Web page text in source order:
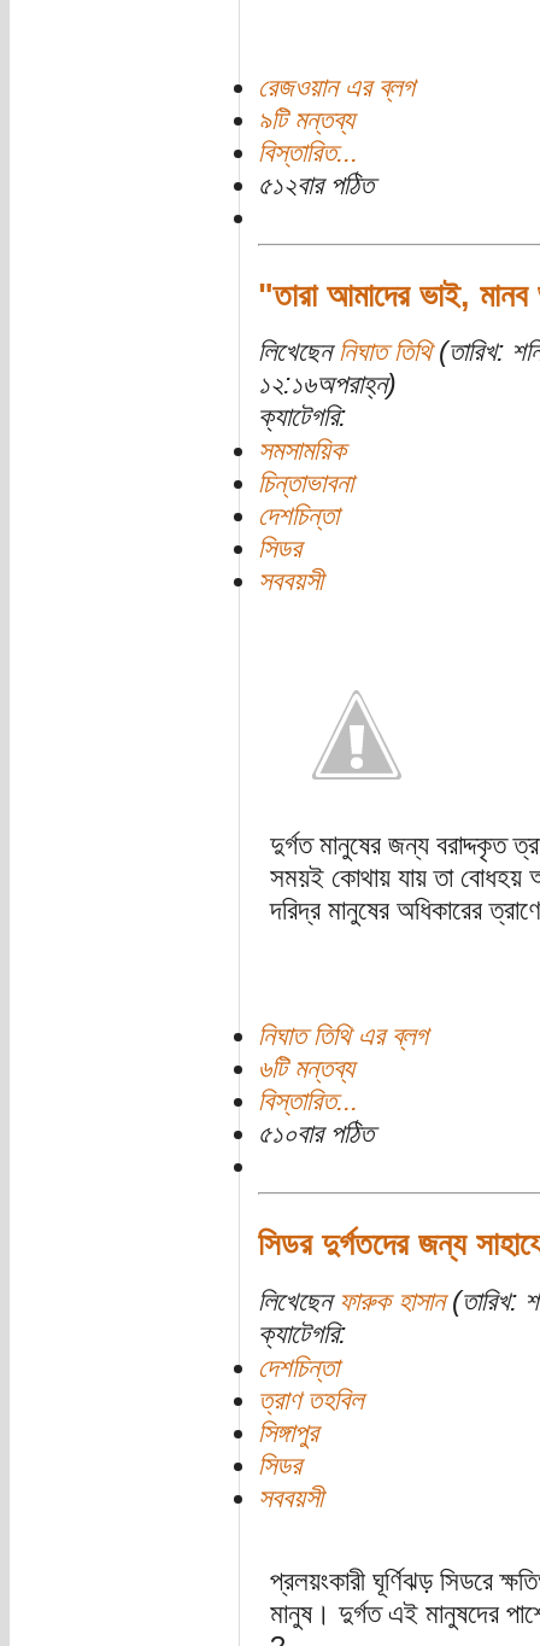
রেজওয়ান এর ব্লগ
৯টি মন্তব্য
বিস্তারিত...
৫১২বার পঠিত
"তারা আমাদের ভাই,
লিখেছেননিঘাত তিথি(তারিখ:
১২:১৬অপরাহ্ন)
ক্যাটেগরি:
সমসাময়িক
চিন্তাভাবনা
দেশচিন্তা
সিডর
সববয়সী
দুর্গত মানুষের জন্য বরাদ্দকৃত
সময়ই কোথায় যায় তা বোধহয়
দরিদ্র মানুষের অধিকারের
নিঘাত তিথি এর ব্লগ
৬টি মন্তব্য
বিস্তারিত...
৫১০বার পঠিত
সিডর দুর্গতদের জন্য
লিখেছেন ফারুক হাসান(তারিখ:
ক্যাটেগরি:
দেশচিন্তা
ত্রাণ তহবিল
সিঙ্গাপুর
সিডর
সববয়সী
প্রলয়ংকারী ঘূর্ণিঝড় সিডরে
মানুষ। দুর্গত এই মানুষদের